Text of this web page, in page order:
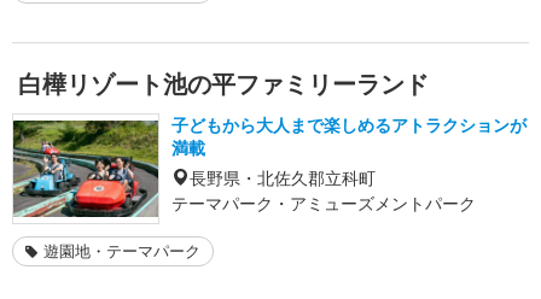
白樺リゾート池の平ファミリーランド
子どもから大人まで楽しめるアトラクションが
満載
長野県・北佐久郡立科町
テーマパーク・アミューズメントパーク
遊園地・テーマパーク